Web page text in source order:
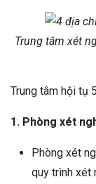
Trung tâm xét
Trung tâm hội tụ
1. Phòng xét
Phòng xét
quy trình xét